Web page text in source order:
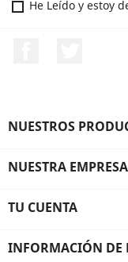
He Leído y estoy
NUESTROS
NUESTRA EMPRESA
TU CUENTA
INFORMACIÓN DE